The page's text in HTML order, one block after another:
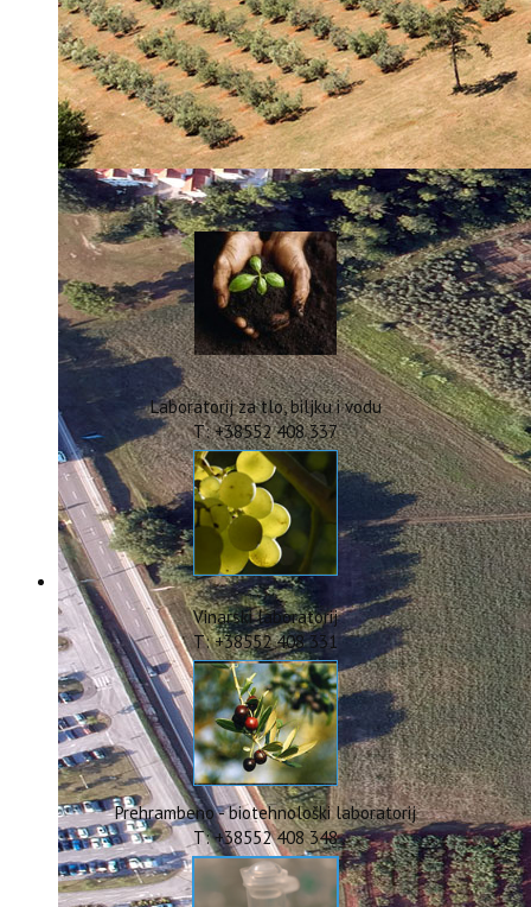
REVIVE
WASTEREDUCE
MITOMED+
WINTERMED
CASTWATER
INHERIT
CONSUMLESS PLUS
IstraOILFest
ARHIVA PROJEKATA
IstraECOinclusive
Izdavačka djelatnost
Izbor u znanstvena zvanja
Dokumenti
Statut
Strategija
CIP
Pravo na pristup informacijama
Zaštita osobnih podataka
Godišnji izvještaj
Javna nabava
Natječaji za radna mjesta
Zakonodavni okvir
Akti Instituta
Linkovi
Kontakt
webmail
Popularizacija znanosti
ERASMUS+
HyPro4ST
DIGIAGRI
GreenTea
CIRCOLIVE
Laboratorij za tlo, biljku i vodu
T: +38552 408 337
Vinarski laboratorij
T: +38552 408 331
Prehrambeno - biotehnološki laboratorij
T: +38552 408 348